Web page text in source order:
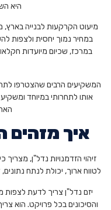
היא
מיעוט הקרקעות לבנייה בארץ,
במחיר נמוך יחסית ולצפות
במרכז, שכיום מיועדות
המשקיעים הרבים שהצטרפו
אותו לתחרותי במיוחד
איך מזהים
זיהוי הזדמנויות נדל"ן,
לטווח ארוך, יכולת לנתח
יזם נדל"ן צריך לדעת לצפות
והסיכונים בכל פרויקט. הוא